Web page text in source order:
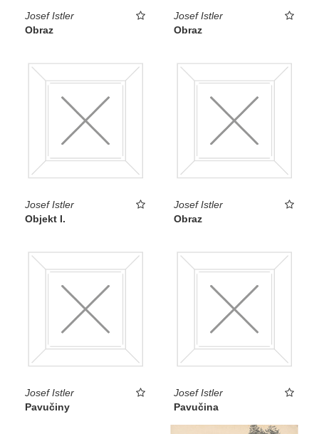
Josef Istler
Obraz
Josef Istler
Obraz
Josef Istler
Objekt I.
Josef Istler
Obraz
Josef Istler
Pavučiny
Josef Istler
Pavučina